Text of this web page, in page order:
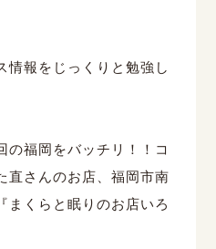
情報をじっくりと勉強し
の福岡をバッチリ！！コ
直さんのお店、福岡市南
まくらと眠りのお店いろ